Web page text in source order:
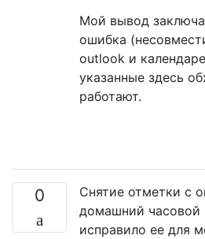
Мой вывод
ошибка
outlook и
указанные здесь
работают.
0
Снятие отметки с
домашний часовой
исправило ее для